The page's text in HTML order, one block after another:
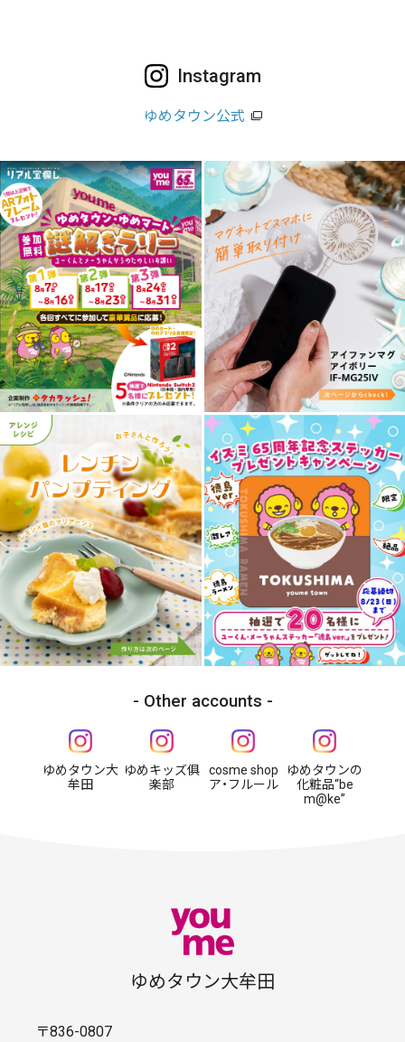
Instagram
ゆめタウン公式
Other accounts
ゆめタウン大
牟田
ゆめキッズ俱
楽部
cosme shop
ア・フルール
ゆめタウンの
化粧品“be
m@ke”
ゆめタウン大牟田
〒836-0807